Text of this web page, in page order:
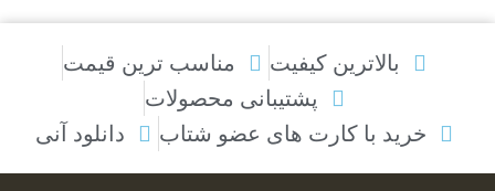
بالاترین کیفیت
مناسب ترین قیمت
پشتیبانی محصولات
خرید با کارت های عضو شتاب
دانلود آنی